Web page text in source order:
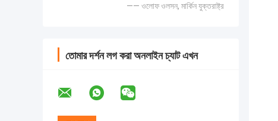
—— ওলোফ ওলসন, মার্কিন যুক্তরাষ্ট্র
তোমার দর্শন লগ করা অনলাইন চ্যাট এখন